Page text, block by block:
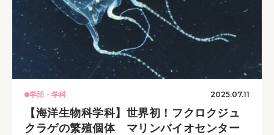
学部・学科 2025.07.11
【海洋生物科学科】世界初！フクロクジュ
クラゲの繁殖個体 マリンバイオセンター